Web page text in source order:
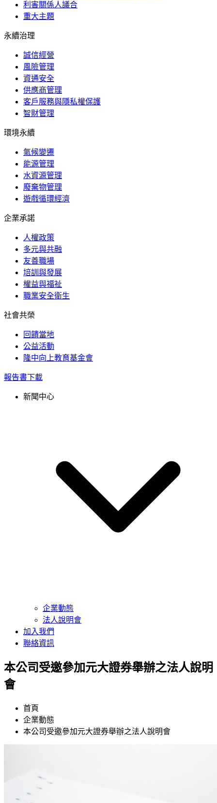
利害關係人議合
重大主題
永續治理
誠信經營
風險管理
資通安全
供應商管理
客戶服務與隱私權保護
智財管理
環境永續
氣候變遷
能源管理
水資源管理
廢棄物管理
遊戲循環經濟
企業承諾
人權政策
多元與共融
友善職場
培訓與發展
權益與福祉
職業安全衛生
社會共榮
回饋當地
公益活動
隆中向上教育基金會
報告書下載
新聞中心
企業動態
法人說明會
加入我們
聯絡資訊
本公司受邀參加元大證券舉辦之法人說明
會
首頁
企業動態
本公司受邀參加元大證券舉辦之法人說明會